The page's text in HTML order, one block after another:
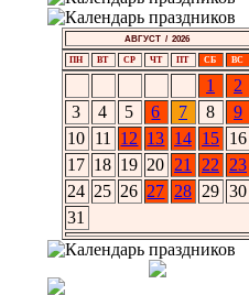
АВГУСТ / 2026
ПН ВТ СР ЧТ ПТ СБ ВС
1
2
3
4 5 6 7 8
9
10 11 12 13 14 15 16
17 18 19 20 21 22
23
24 25 26 27 28 29 30
31